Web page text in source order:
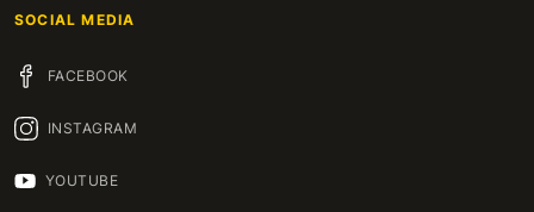
SOCIAL MEDIA
FACEBOOK
INSTAGRAM
YOUTUBE